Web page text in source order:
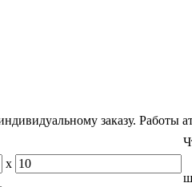
заказу. Работы
x